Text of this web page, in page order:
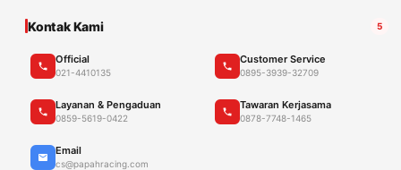
Kontak Kami 5
Official
021-4410135
Customer Service
0895-3939-32709
Layanan & Pengaduan
0859-5619-0422
Tawaran Kerjasama
0878-7748-1465
Email
cs@papahracing.com